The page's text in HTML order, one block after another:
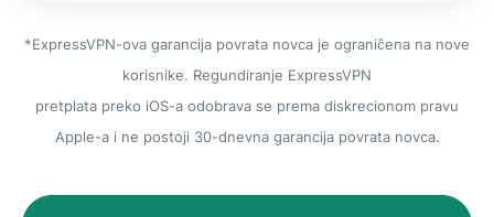
*ExpressVPN-ova garancija povrata novca je ograničena na nove
korisnike. Regundiranje ExpressVPN
pretplata preko iOS-a odobrava se prema diskrecionom pravu
Apple-a i ne postoji 30-dnevna garancija povrata novca.